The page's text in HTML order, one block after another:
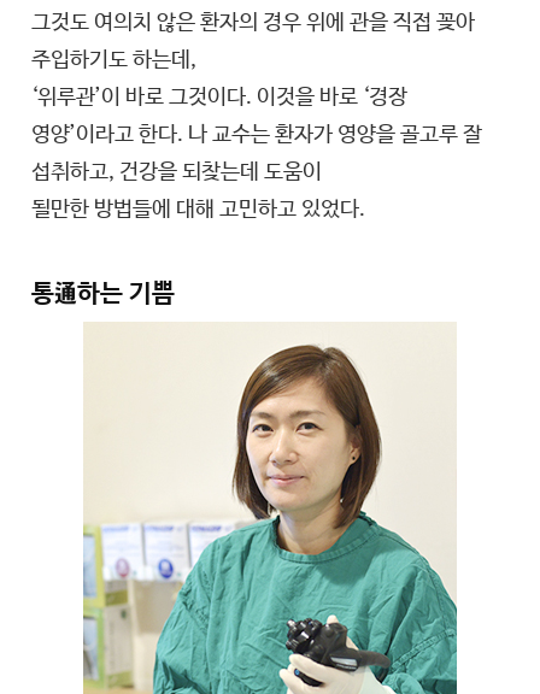
그것도 여의치 않은 환자의 경우 위에 관을 직접 꽂아
주입하기도 하는데,
‘위루관’이 바로 그것이다. 이것을 바로 ‘경장
영양’이라고 한다. 나 교수는 환자가 영양을 골고루 잘
섭취하고, 건강을 되찾는데 도움이
될만한 방법들에 대해 고민하고 있었다.
통通하는 기쁨